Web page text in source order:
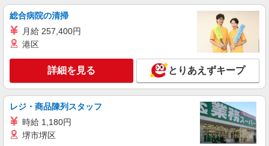
千葉県松戸市
キープ 詳細を見る
派遣社員
株式会社トラストグロース 新宿本社 第1営業部
訪問入浴での看護師
時給：2100円〜2300円 ※資格や経験などに
よる
総合病院の清掃
月給 257,400円
港区
詳細を見る とりあえずキープ
レジ・商品陳列スタッフ
時給 1,180円
堺市堺区